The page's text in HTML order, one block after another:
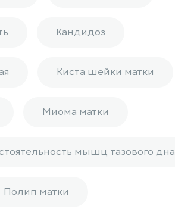
Кандидоз
Киста шейки матки
Миома матки
мышц тазового дна
Полип матки